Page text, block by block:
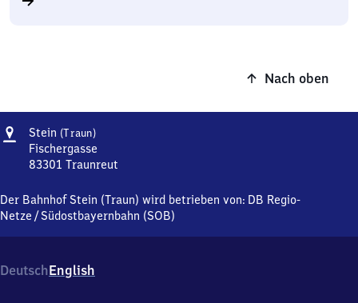
Nach oben
Adresse
Stein (Traun)Stein
(Traun)
Fischergasse
83301 Traunreut
(Traun),
Fischergasse,
0
Der Bahnhof Stein (Traun) wird betrieben von: DB Regio-
Netze /Südostbayernbahn (SOB)
DeutschEnglish